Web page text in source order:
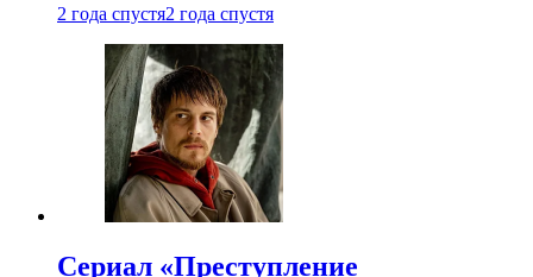
2 года спустя2 года спустя
Сериал «Преступление